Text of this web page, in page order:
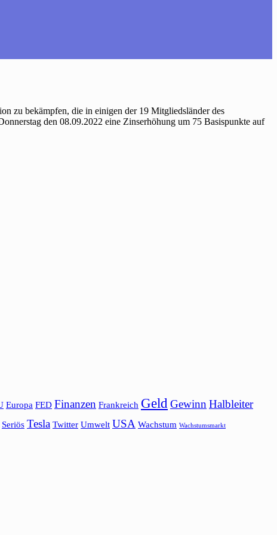
zu bekämpfen, die in einigen der 19 Mitgliedsländer des
den 08.09.2022 eine Zinserhöhung um 75 Basispunkte auf
Europa FED Finanzen Frankreich Geld Gewinn Halbleiter
Seriös Tesla Twitter Umwelt USA Wachstum Wachstumsmarkt